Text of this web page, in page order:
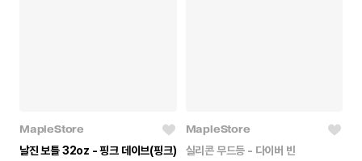
MapleStore
날진 보틀 32oz - 핑크 데이브(핑크)
MapleStore
실리콘 무드등 - 다이버 빈